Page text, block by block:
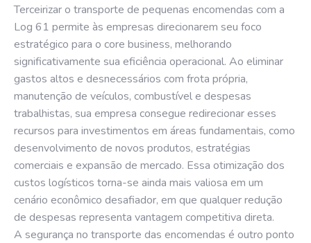
Terceirizar o transporte de pequenas encomendas com a
Log 61 permite às empresas direcionarem seu foco
estratégico para o core business, melhorando
significativamente sua eficiência operacional. Ao eliminar
gastos altos e desnecessários com frota própria,
manutenção de veículos, combustível e despesas
trabalhistas, sua empresa consegue redirecionar esses
recursos para investimentos em áreas fundamentais, como
desenvolvimento de novos produtos, estratégias
comerciais e expansão de mercado. Essa otimização dos
custos logísticos torna-se ainda mais valiosa em um
cenário econômico desafiador, em que qualquer redução
de despesas representa vantagem competitiva direta.
A segurança no transporte das encomendas é outro ponto